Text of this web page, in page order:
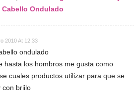
Cabello Ondulado
2010 At 12:33
ondulado
hasta los hombros me gusta como
cuales productos utilizar para que se
con briilo